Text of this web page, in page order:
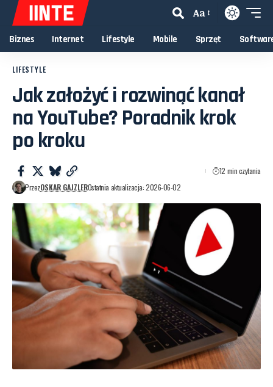
Aa
Biznes Internet Lifestyle Mobile Sprzęt
LIFESTYLE
Jak założyć i rozwinąć kanał
na YouTube? Poradnik krok
po kroku
PrzezOSKAR GAJZLEROstatnia aktualizacja: 2026-06-02
12 min czytania